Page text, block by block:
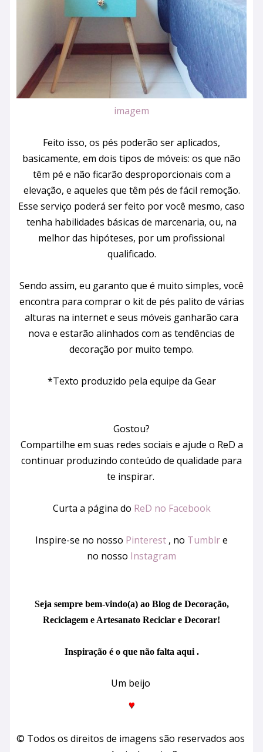
imagem
Feito isso, os pés poderão ser aplicados,
basicamente, em dois tipos de móveis: os que não
têm pé e não ficarão desproporcionais com a
elevação, e aqueles que têm pés de fácil remoção.
Esse serviço poderá ser feito por você mesmo, caso
tenha habilidades básicas de marcenaria, ou, na
melhor das hipóteses, por um profissional
qualificado.
Sendo assim, eu garanto que é muito simples, você
encontra para comprar o kit de pés palito de várias
alturas na internet e seus móveis ganharão cara
nova e estarão alinhados com as tendências de
decoração por muito tempo.
*Texto produzido pela equipe da Gear
Gostou?
Compartilhe em suas redes sociais e ajude o ReD a
continuar produzindo conteúdo de qualidade para
te inspirar.
Curta a página do ReD no Facebook
Inspire-se no nosso Pinterest , no Tumblre
no nosso Instagram
Seja sempre bem-vindo(a) ao Blog de Decoração,
Reciclagem e Artesanato Reciclar e Decorar!
Inspiração é o que não falta aqui .
Um beijo
♥
© Todos os direitos de imagens são reservados aos